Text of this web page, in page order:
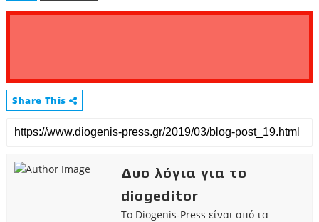
Share This
Δυο λόγια για το
diogeditor
Το Diogenis-Press είναι από τα